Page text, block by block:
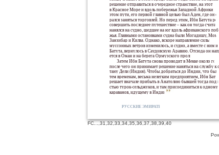
РУССКИЕ ЭМИРАТЫ
решение отправиться в очередное странствие, на этот
в Красное Море и вдоль побережья Западной Африки.
этом пути, его первой главной целью был Аден, где он
рался заняться торговлей. Но перед этим, Ибн Батута
совершить последнее путешествие – как он тогда считал
нанялся на судно, шедшее на юг вдоль африканского
жья. Главными остановками судна были Могадишу,
Занзибар и Килва. Однако, вскоре направление сильных
муссонных ветров изменилось, и судно, а вместе с ним
Батута, вернулось в Саудовскую Аравию. Отсюда он
ется в Оман и на берега Ормузского пролива.
Затем Ибн Батута снова проводит в Мекке около
после чего он принимает решение наняться на службу к
тану Дели (Индия). Чтобы добраться до Индии, что
тем временам, весьма нелегким предприятием, Ибн
решает вначале прибыть в Анатолию бывшей тогда под
стью турок-сельджуков, и там присоединиться к одному
караванов, идущему в Индию.
FC...,31,32,33,34,35,36,37,38,39,40